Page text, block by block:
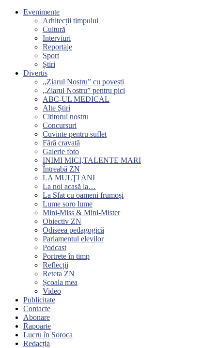
Evenimente
Arhitecții timpului
Cultură
Interviuri
Reportaje
Sport
Știri
Divertis
,,Ziarul Nostru” cu povești
„Ziarul Nostru” pentru pici
ABC-UL MEDICAL
Alte Știri
Cititorul nostru
Concursuri
Cuvinte pentru suflet
Fără cravată
Galerie foto
INIMI MICI,TALENTE MARI
Întreabă ZN
LA MULŢI ANI
La noi acasă la…
La Sfat cu oameni frumoși
Lume soro lume
Mini-Miss & Mini-Mister
Obiectiv ZN
Odiseea pedagogică
Parlamentul elevilor
Podcast
Portrete în timp
Reflecții
Reteta ZN
Școala mea
Video
Publicitate
Contacte
Abonare
Rapoarte
Lucru în Soroca
Redacția